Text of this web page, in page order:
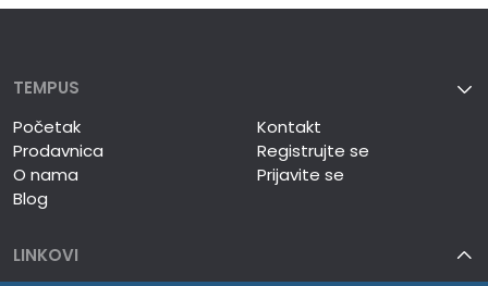
TEMPUS
Početak
Prodavnica
O nama
Blog
Kontakt
Registrujte se
Prijavite se
LINKOVI